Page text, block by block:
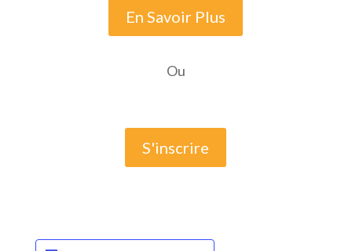
En Savoir Plus
Ou
S'inscrire